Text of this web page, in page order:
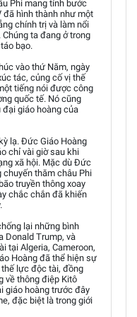
Phi mang tính bước
đã hình thành như một
chính trị và làm nổi
ta đang ở trong
bạo.
vào thứ Năm, ngày
tác, củng cố vị thế
tiếng nói được công
quốc tế. Nó cũng
đại giáo hoàng của
lạ. Đức Giáo Hoàng
chỉ vài giờ sau khi
xã hội. Mặc dù Đức
chuyến thăm châu Phi
truyền thông xoay
chắc chắn đã khiến
lại những bình
Donald Trump, và
tại Algeria, Cameroon,
Hoàng đã thể hiện sự
lực độc tài, đồng
về thông điệp Kitô
giáo hoàng trước đây
đặc biệt là trong giới